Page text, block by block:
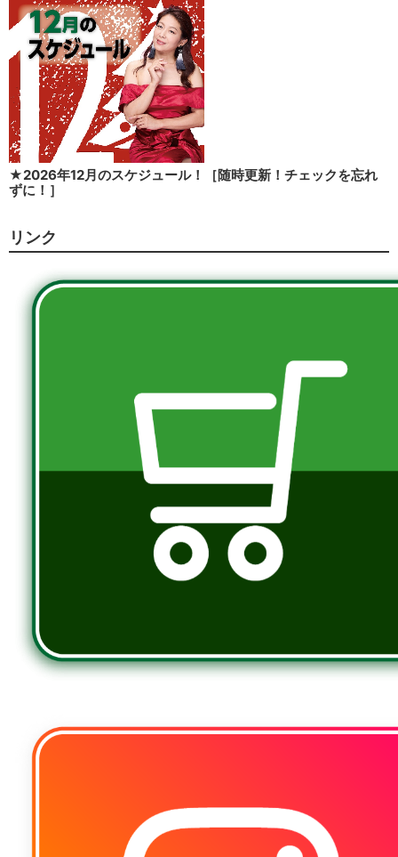
★2026年12月のスケジュール！［随時更新！チェックを忘れ
ずに！］
リンク